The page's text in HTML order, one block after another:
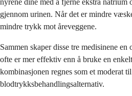
gjennom urinen. Når det er mindre
mindre trykk mot åreveggene.
Sammen skaper disse tre medisinene
ofte er mer effektiv enn å bruke en
kombinasjonen regnes som et moderat
blodtrykksbehandlingsalternativ.